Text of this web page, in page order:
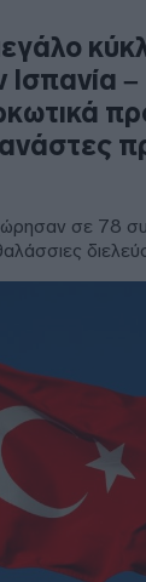
Ισπανία –
σε 78